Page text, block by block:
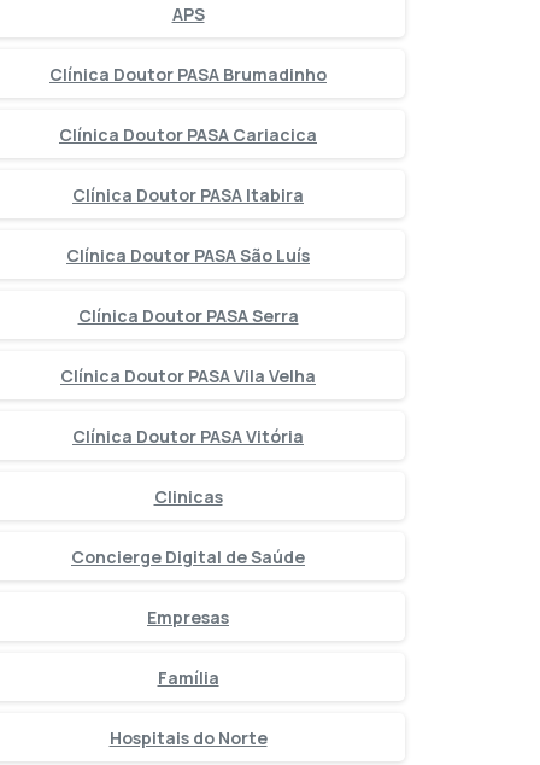
APS
Clínica Doutor PASA Brumadinho
Clínica Doutor PASA Cariacica
Clínica Doutor PASA Itabira
Clínica Doutor PASA São Luís
Clínica Doutor PASA Serra
Clínica Doutor PASA Vila Velha
Clínica Doutor PASA Vitória
Clinicas
Concierge Digital de Saúde
Empresas
Família
Hospitais do Norte